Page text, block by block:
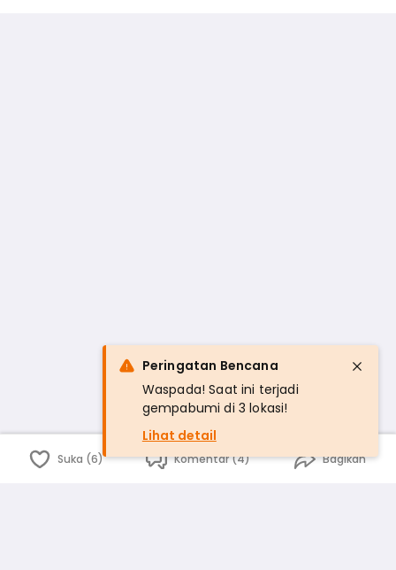
Suka (6) Komentar (4) Bagikan
Peringatan Bencana
Waspada! Saat ini terjadi
gempabumi di 3 lokasi!
Lihat detail